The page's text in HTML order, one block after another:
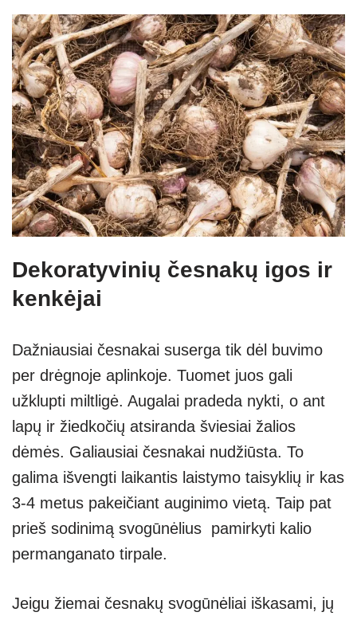
Dekoratyvinių česnakų igos ir
kenkėjai
Dažniausiai česnakai suserga tik dėl buvimo
per drėgnoje aplinkoje. Tuomet juos gali
užklupti miltligė. Augalai pradeda nykti, o ant
lapų ir žiedkočių atsiranda šviesiai žalios
dėmės. Galiausiai česnakai nudžiūsta. To
galima išvengti laikantis laistymo taisyklių ir kas
3-4 metus pakeičiant auginimo vietą. Taip pat
prieš sodinimą svogūnėlius pamirkyti kalio
permanganato tirpale.
Jeigu žiemai česnakų svogūnėliai iškasami, jų